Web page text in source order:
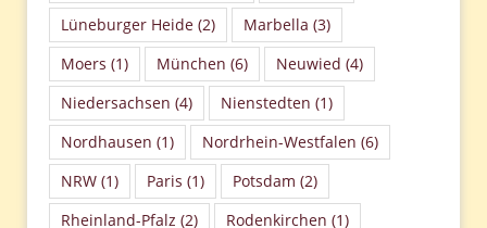
Lüneburger Heide (2) Marbella (3)
Moers (1) München (6) Neuwied (4)
Niedersachsen (4) Nienstedten (1)
Nordhausen (1) Nordrhein-Westfalen (6)
NRW (1) Paris (1) Potsdam (2)
Rheinland-Pfalz (2) Rodenkirchen (1)